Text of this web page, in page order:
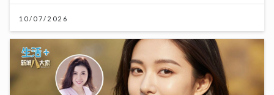
10/07/2026